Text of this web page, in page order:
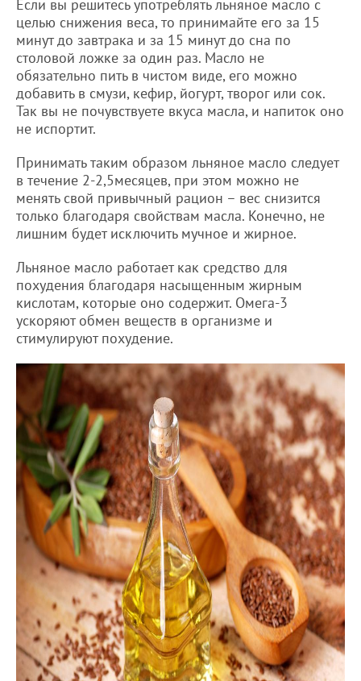
Если вы решитесь употреблять льняное масло с
целью снижения веса, то принимайте его за 15
минут до завтрака и за 15 минут до сна по
столовой ложке за один раз. Масло не
обязательно пить в чистом виде, его можно
добавить в смузи, кефир, йогурт, творог или сок.
Так вы не почувствуете вкуса масла, и напиток оно
не испортит.
Принимать таким образом льняное масло следует
в течение 2-2,5месяцев, при этом можно не
менять свой привычный рацион – вес снизится
только благодаря свойствам масла. Конечно, не
лишним будет исключить мучное и жирное.
Льняное масло работает как средство для
похудения благодаря насыщенным жирным
кислотам, которые оно содержит. Омега-3
ускоряют обмен веществ в организме и
стимулируют похудение.